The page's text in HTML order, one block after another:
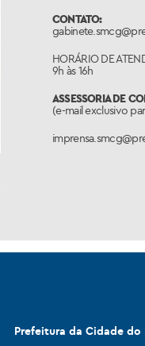
CONTATO:
HORÁRIO DE
9h às 16h
ASSESSORIA DE
(e-mail exclusivo
Prefeitura da Cidade do